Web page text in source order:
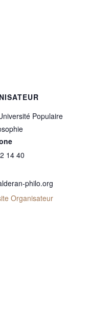
Populaire
14 40
philo.org
Organisateur